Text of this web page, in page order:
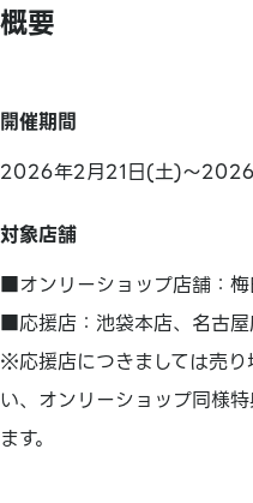
概要
開催期間
2026年2月21日(土)～
対象店舗
■オンリーショップ店舗：
■応援店：池袋本店、名古
※応援店につきましては売
い、オンリーショップ同様
ます。